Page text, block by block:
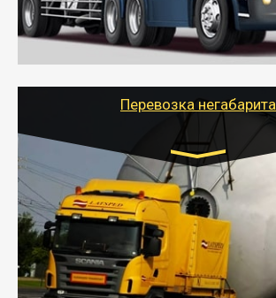
термописцем, санитарной обработкой
книжкой у водителя.
- Тайгер Логистик поможет быстро
скоропортящиеся продукты в любой
Перевозка негабарита
Цена за км.
индивидуально
- Перевозка техники и негабаритных
осуществляется после получения
перевозку (обычно 7-14 дней).